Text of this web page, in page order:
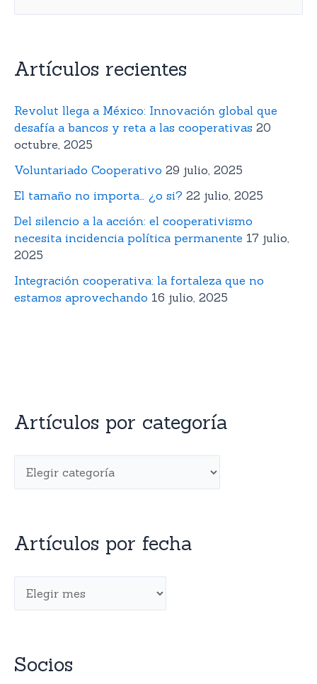
Artículos recientes
Revolut llega a México: Innovación global que
desafía a bancos y reta a las cooperativas 20
octubre, 2025
Voluntariado Cooperativo 29 julio, 2025
El tamaño no importa… ¿o si? 22 julio, 2025
Del silencio a la acción: el cooperativismo
necesita incidencia política permanente 17 julio,
2025
Integración cooperativa: la fortaleza que no
estamos aprovechando 16 julio, 2025
Artículos por categoría
Artículos por fecha
Socios